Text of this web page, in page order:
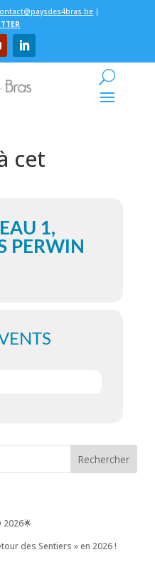
|
cet
1,
PERWIN
2026🌟
des Sentiers » en 2026 !